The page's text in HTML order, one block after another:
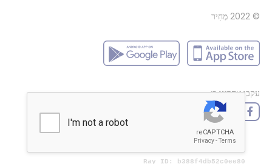
© 2022 מְחִיר
עקבו אחרינו ב: